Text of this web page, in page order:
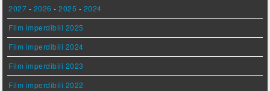
2027 - 2026 -2025 - 2024
Film imperdibili 2025
Film imperdibili 2024
Film imperdibili 2023
Film imperdibili 2022